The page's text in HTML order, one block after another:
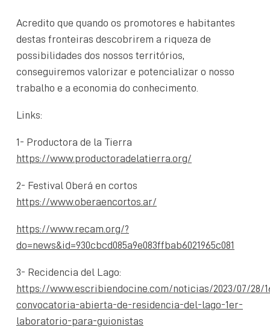
Acredito que quando os promotores e habitantes
destas fronteiras descobrirem a riqueza de
possibilidades dos nossos territórios,
conseguiremos valorizar e potencializar o nosso
trabalho e a economia do conhecimento.
Links:
1- Productora de la Tierra
https://www.productoradelatierra.org/
2- Festival Oberá en cortos
https://www.oberaencortos.ar/
https://www.recam.org/?
do=news&id=930cbcd085a9e083ffbab6021965c081
3- Recidencia del Lago:
https://www.escribiendocine.com/noticias/2023/07/28/
convocatoria-abierta-de-residencia-del-lago-1er-
laboratorio-para-guionistas